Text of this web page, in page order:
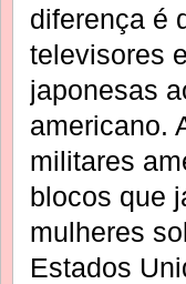
diferença é
televisores
japonesas
americano.
militares
blocos que
mulheres
Estados